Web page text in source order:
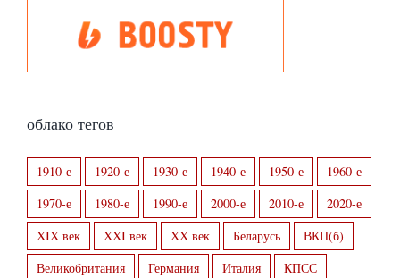
облако тегов
1910-е 1920-е 1930-е 1940-е 1950-е
1960-е
1970-е
1980-е 1990-е 2000-е 2010-е
2020-е
XIX век
XXI век XX век Беларусь
ВКП(б)
Великобритания
Германия Италия
КПСС